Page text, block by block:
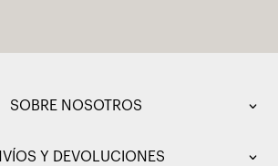
SOBRE NOSOTROS
Y DEVOLUCIONES